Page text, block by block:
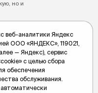
но и
4 мая 2023, 12:10
веб-аналитики Яндекс
ООО «ЯНДЕКС», 119021,
— Яндекс), сервис
с целью сбора
обеспечения
обслуживания.